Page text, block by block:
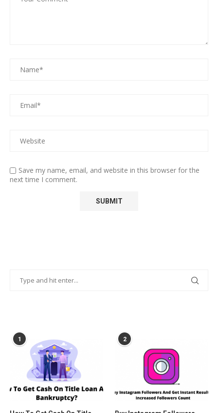
Save my name, email, and website in this browser for the
next time I comment.
1 2